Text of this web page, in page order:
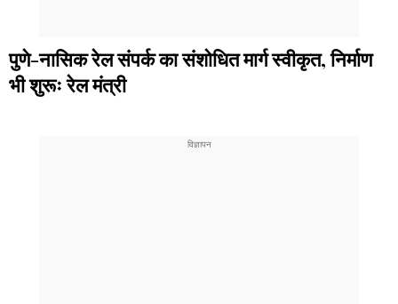
पुणे-नासिक रेल संपर्क का संशोधित मार्ग स्वीकृत, निर्माण
भी शुरूः रेल मंत्री